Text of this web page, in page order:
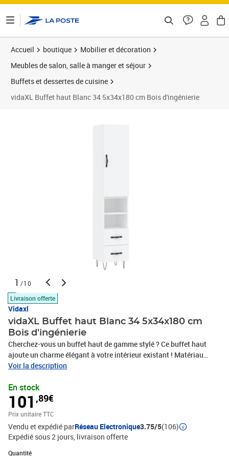
Accueil boutique
Mobilier et décoration
Meubles de salon, salle à manger et séjour
Buffets et dessertes de cuisine
vidaXL Buffet haut Blanc 34 5x34x180 cm Bois d'ingénierie
1 /10
Livraison offerte
Vidaxl
vidaXL Buffet haut Blanc 34 5x34x180 cm
Bois d'ingénierie
Cherchez-vous un buffet haut de gamme stylé ? Ce buffet haut
ajoute un charme élégant à votre intérieur existant ! Matériau
durable : le bois d'ingénierie est d'une qualité exceptionnelle avec
résistance à l'humidité. Fabriqué en bois d'ingénierie, l'armoire de
rangement est robuste et durable. Pieds en métal : les pieds en
métal ajoutent un style moderne et calme à votre intérieur tout en
assurant la stabilité. Grand espace de rangement : le buffet offre
un grand espace de rangement pour garder vos différents articles
essentiels quotidiens bien organisés et facilement accessibles.
Porte pratique : gardez vos essentiels à l'abri de la poussière en les
Voir la description
En stock
101 ,89€
Prix unitaire TTC
Vendu et expédié parRéseau Electronique3.75/5(106)
Expédié sous 2 jours livraison offerte
Quantité
Quantité : 1